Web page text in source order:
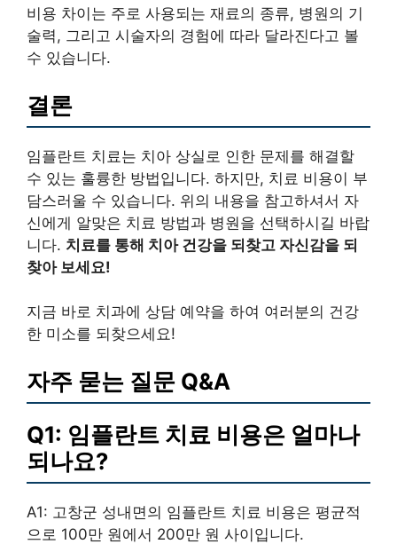
비용 차이는 주로 사용되는 재료의 종류, 병원의 기
술력, 그리고 시술자의 경험에 따라 달라진다고 볼
수 있습니다.
결론
임플란트 치료는 치아 상실로 인한 문제를 해결할
수 있는 훌륭한 방법입니다. 하지만, 치료 비용이 부
담스러울 수 있습니다. 위의 내용을 참고하셔서 자
신에게 알맞은 치료 방법과 병원을 선택하시길 바랍
니다. 치료를 통해 치아 건강을 되찾고 자신감을 되
찾아 보세요!
지금 바로 치과에 상담 예약을 하여 여러분의 건강
한 미소를 되찾으세요!
자주 묻는 질문 Q&A
Q1: 임플란트 치료 비용은 얼마나
되나요?
A1: 고창군 성내면의 임플란트 치료 비용은 평균적
으로 100만 원에서 200만 원 사이입니다.